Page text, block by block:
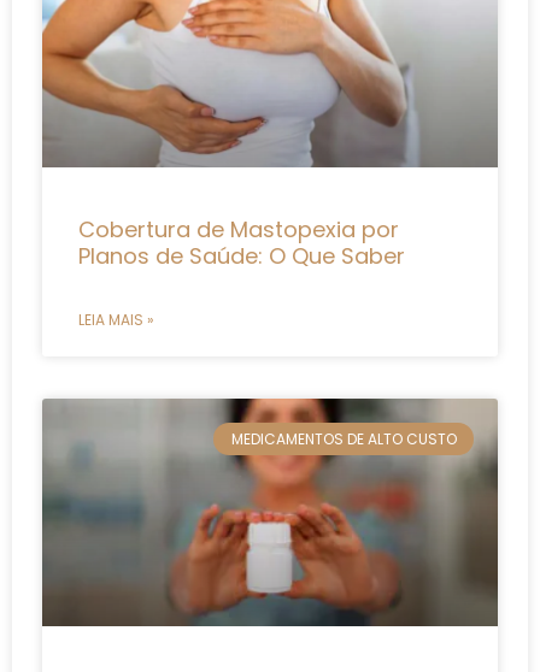
Cobertura de Mastopexia por
Planos de Saúde: O Que Saber
LEIA MAIS »
MEDICAMENTOS DE ALTO CUSTO